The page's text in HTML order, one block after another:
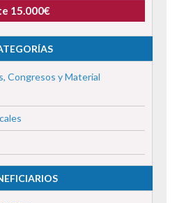
15.000€
Congresos y Material